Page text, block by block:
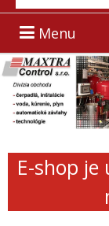
Menu
E-shop je